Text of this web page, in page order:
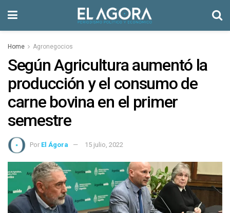
Home Agronegocios
Según Agricultura aumentó la
producción y el consumo de
carne bovina en el primer
semestre
Por El Ágora 15 julio, 2022